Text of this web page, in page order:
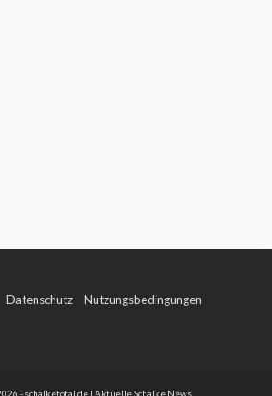
Datenschutz Nutzungsbedingungen
- schalketotal.de | Aktuelle Schalke News